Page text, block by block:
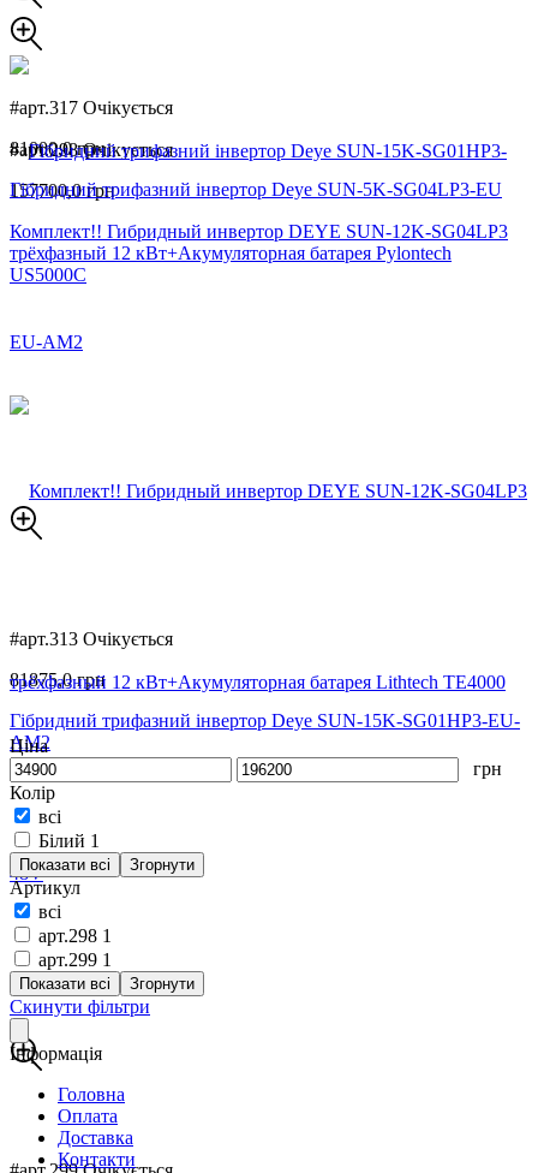
#арт.298 Очікується
157700,0 грн
Комплект!! Гибридный инвертор DEYE SUN-12K-SG04LP3
трёхфазный 12 кВт+Акумуляторная батарея Pylontech
US5000C
#арт.317 Очікується
81000,0 грн
Гібридний трифазний інвертор Deye SUN-5K-SG04LP3-EU
#арт.313 Очікується
81875,0 грн
Гібридний трифазний інвертор Deye SUN-15K-SG01HP3-EU-
AM2
Ціна
грн
Колір
всі
Білий 1
Показати всі Згорнути
Артикул
всі
арт.298 1
арт.299 1
Показати всі Згорнути
Скинути фільтри
Інформація
Головна
Оплата
Доставка
Контакти